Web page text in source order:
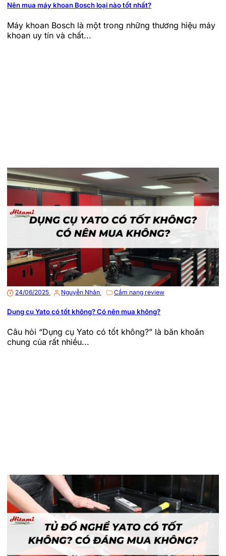
Nên mua máy khoan Bosch loại nào tốt nhất?
Máy khoan Bosch là một trong những thương hiệu máy
khoan uy tín và chất...
24/06/2025 Nguyễn Nhân Cẩm nang review
Dụng cụ Yato có tốt không? Có nên mua không?
Câu hỏi “Dụng cụ Yato có tốt không?” là băn khoăn
chung của rất nhiều...